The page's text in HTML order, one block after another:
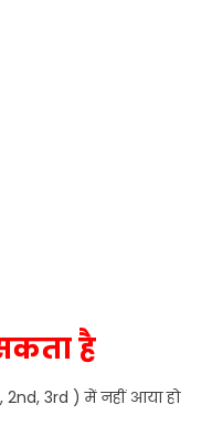
है
2nd, 3rd ) में नहीं आया हो